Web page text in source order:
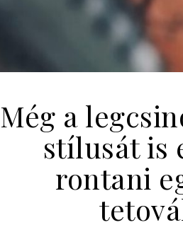
Még a
stílusát is
rontani